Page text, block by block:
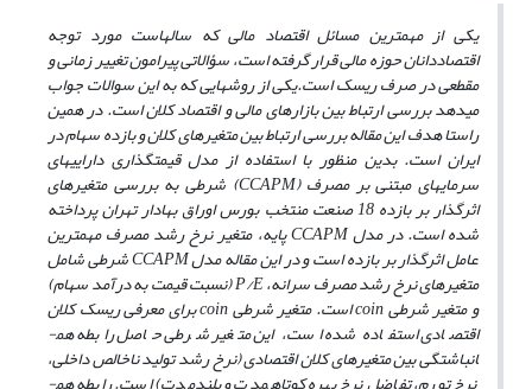
یکی از مهم­ترین مسائل اقتصاد مالی که سال­هاست مورد توجه
اقتصاددانان حوزه مالی قرار گرفته است، سؤالاتی پیرامون تغییر زمانی و
مقطعی در صرف ریسک است.یکی از روش­هایی که به این سوالات جواب
می­دهد بررسی ارتباط بین بازارهای مالی و اقتصاد کلان است.در همین
راستا هدف این مقاله بررسی ارتباط بین متغیرهای کلان و بازده سهام در
ایران است. بدین منظور با استفاده از مدل قیمت­گذاری دارایی­های
سرمایه­ای مبتنی بر مصرف (CCAPM) شرطی به بررسی متغیرهای
اثرگذار بر بازده 18 صنعت منتخب بورس اوراق بهادار تهران پرداخته
شده است. در مدلCCAPMپایه،متغیر نرخ رشد مصرف مهم­ترین
عامل اثرگذار بر بازده است و در این مقاله مدلCCAPMشرطی شامل
متغیرهای نرخ رشد مصرف سرانه،P/E(نسبت قیمت به درآمد سهام)
و متغیر شرطیcoinاست. متغیر شرطیcoinبرای معرفی ریسک­ کلان
اقتصادی استفاده شده است، این متغیر شرطی حاصل رابطه هم­
انباشتگی بین متغیرهای کلان اقتصادی (نرخ رشد تولید ناخالص داخلی،